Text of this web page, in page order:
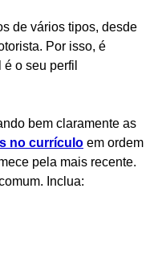
de vários tipos, desde
Por isso, é
o seu perfil
bem claramente as
no currículo em ordem
pela mais recente.
Inclua: